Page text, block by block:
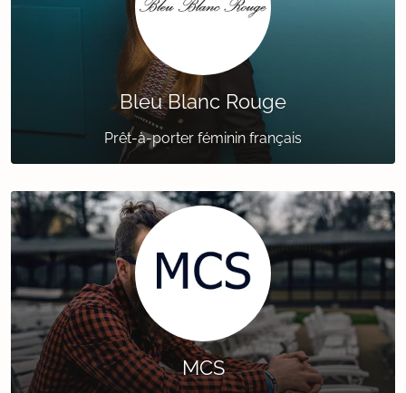
Bleu Blanc Rouge
Prêt-à-porter féminin français
MCS